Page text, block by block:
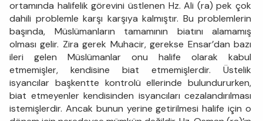
ortamında halifelik görevini üstlenen Hz. Ali (ra) pek çok
dahili problemle karşı karşıya kalmıştır. Bu problemlerin
başında, Müslümanların tamamının biatını alamamış
olması gelir. Zira gerek Muhacir, gerekse Ensar’dan bazı
ileri gelen Müslümanlar onu halife olarak kabul
etmemişler, kendisine biat etmemişlerdir. Üstelik
isyancılar başkentte kontrolü ellerinde bulundururken,
biat etmeyenler kendisinden isyancıları cezalandırılması
istemişlerdir. Ancak bunun yerine getirilmesi halife için o